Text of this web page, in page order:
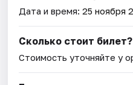
Дата и время:25 ноября
Сколько стоит билет?
Стоимость уточняйте у